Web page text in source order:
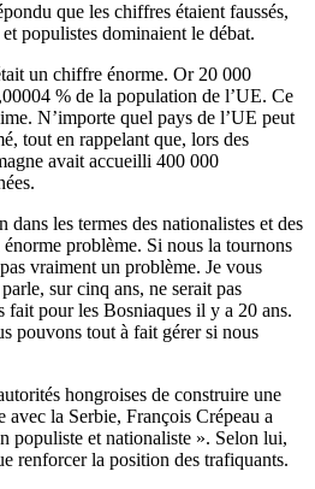
que les chiffres étaient faussés,
populistes dominaient le débat.
un chiffre énorme. Or 20 000
% de la population de l’UE. Ce
N’importe quel pays de l’UE peut
tout en rappelant que, lors des
avait accueilli 400 000
dans les termes des nationalistes et des
problème. Si nous la tournons
vraiment un problème. Je vous
sur cinq ans, ne serait pas
fait pour les Bosniaques il y a 20 ans.
pouvons tout à fait gérer si nous
hongroises de construire une
la Serbie, François Crépeau a
populiste et nationaliste ». Selon lui,
renforcer la position des trafiquants.